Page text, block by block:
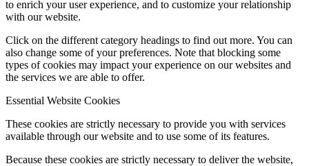
to enrich your user experience, and to customize your relationship
with our website.
Click on the different category headings to find out more. You can
also change some of your preferences. Note that blocking some
types of cookies may impact your experience on our websites and
the services we are able to offer.
Essential Website Cookies
These cookies are strictly necessary to provide you with services
available through our website and to use some of its features.
Because these cookies are strictly necessary to deliver the website,